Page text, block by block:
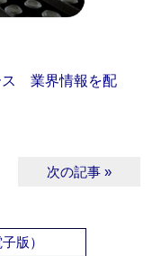
業界情報を配
次の記事 »
版）